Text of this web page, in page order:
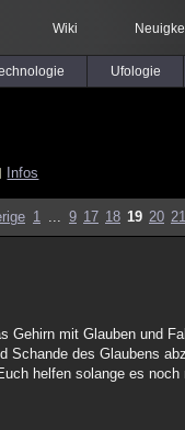
Wiki
Ufologie
Infos
1 ... 9 17 18 19 20 21
Gehirn mit Glauben und
Schande des Glaubens
helfen solange es